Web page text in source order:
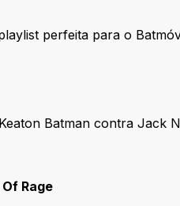
perfeita para o
Batman contra Jack
Rage